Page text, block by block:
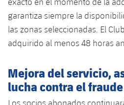
eFootball
garantiza siempre la
las zonas seleccionadas. El
adquirido al menos 48 horas
Mejora del servicio,
lucha contra el fraude
Los socios abonados